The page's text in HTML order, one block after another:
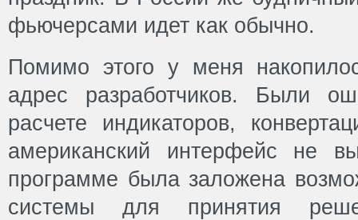
фьючерсами идет как обычно.
Помимо этого у меня
адрес разработчиков. Были
расчете индикаторов,
американский интерфейс не
программе была заложена
системы для принятия